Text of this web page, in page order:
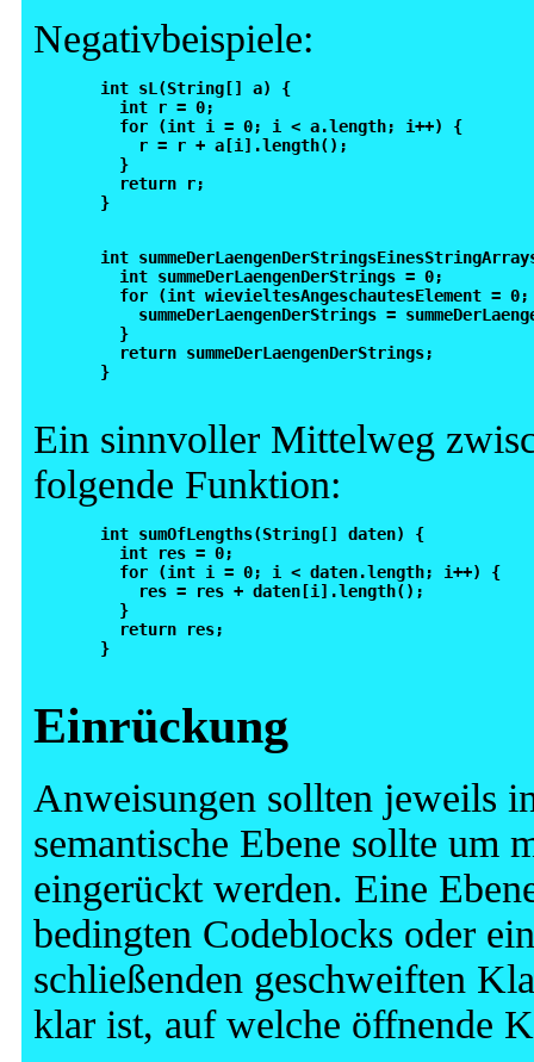
Negativbeispiele:
  int sL(String[] a) {
    int r = 0;
    for (int i = 0; i < a.length; i++) {
      r = r + a[i].length();
    }
    return r;
  }
int
    int summeDerLaengenDerStrings = 0;
for (int wievieltesAngeschautesElement =
summeDerLaengenDerStrings =
    }
    return summeDerLaengenDerStrings;
  }
Ein sinnvoller Mittelweg
folgende Funktion:
  int sumOfLengths(String[] daten) {
    int res = 0;
    for (int i = 0; i < daten.length; i++) {
      res = res + daten[i].length();
    }
    return res;
  }
Einrückung
Anweisungen sollten jeweils
semantische Ebene sollte um
eingerückt werden. Eine
bedingten Codeblocks oder
schließenden geschweiften
klar ist, auf welche öffnende